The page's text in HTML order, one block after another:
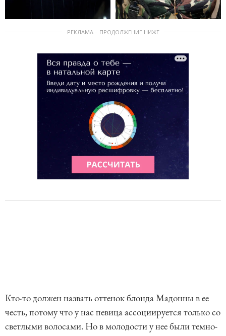
РЕКЛАМА – ПРОДОЛЖЕНИЕ НИЖЕ
Кто-то должен назвать оттенок блонда Мадонны в ее
честь, потому что у нас певица ассоциируется только со
светлыми волосами. Но в молодости у нее были темно-